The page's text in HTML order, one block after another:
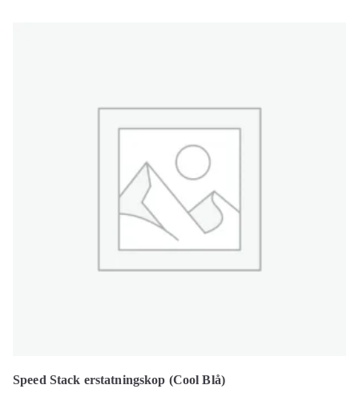
Speed Stack erstatningskop (Cool Blå)